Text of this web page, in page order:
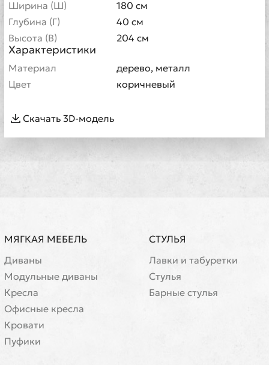
Ширина (Ш)
180 см
Глубина (Г)
40 см
Высота (В)
204 см
Характеристики
Материал
дерево, металл
Цвет
коричневый
Скачать 3D-модель
МЯГКАЯ МЕБЕЛЬ
Диваны
Модульные диваны
Кресла
Офисные кресла
Кровати
Пуфики
СТУЛЬЯ
Лавки и табуретки
Стулья
Барные стулья